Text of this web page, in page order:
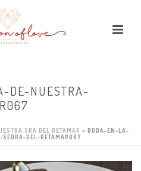
DE-NUESTRA-
SRA DEL RETAMAR » BODA-EN-LA-
DEL-RETAMAR067